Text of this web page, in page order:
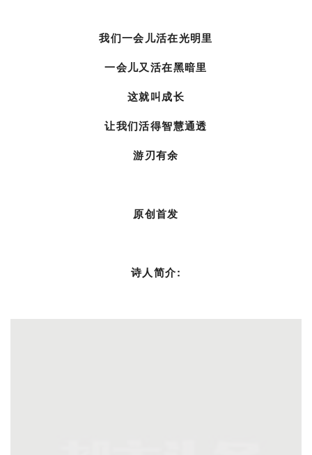
我们一会儿活在光明里
一会儿又活在黑暗里
这就叫成长
让我们活得智慧通透
游刃有余
原创首发
诗人简介: